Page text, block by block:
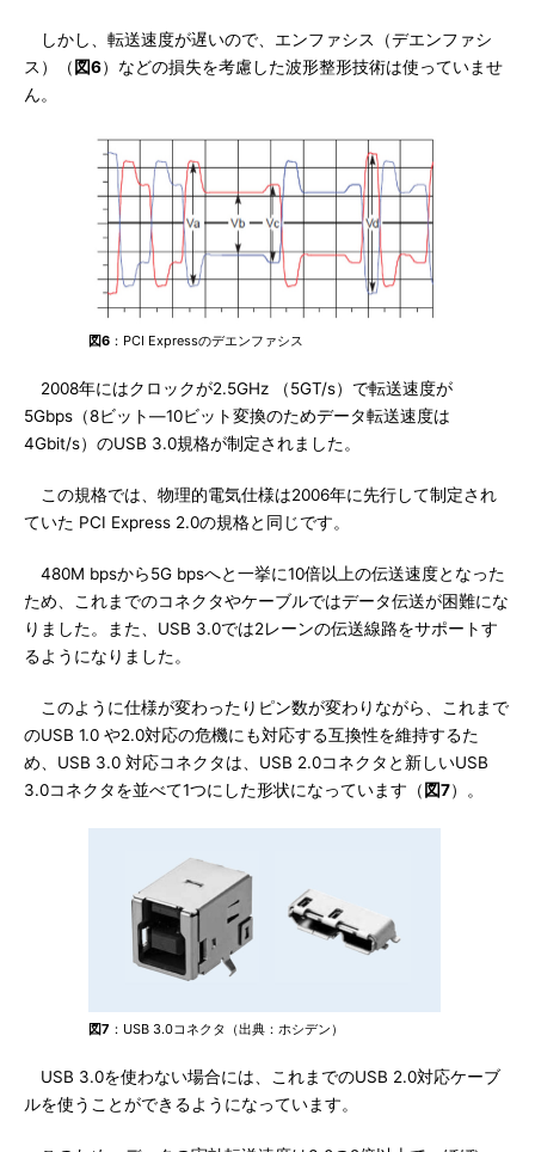
しかし、転送速度が遅いので、エンファシス（デエンファシ
ス）（ 図6）などの損失を考慮した波形整形技術は使っていませ
ん。
図6 ：PCI Expressのデエンファシス
2008年にはクロックが2.5GHz （5GT/s）で転送速度が
5Gbps（8ビット―10ビット変換のためデータ転送速度は
4Gbit/s）のUSB 3.0規格が制定されました。
この規格では、物理的電気仕様は2006年に先行して制定され
ていた PCI Express 2.0の規格と同じです。
480M bpsから5G bpsへと一挙に10倍以上の伝送速度となった
ため、これまでのコネクタやケーブルではデータ伝送が困難にな
りました。また、USB 3.0では2レーンの伝送線路をサポートす
るようになりました。
このように仕様が変わったりピン数が変わりながら、これまで
のUSB 1.0 や2.0対応の危機にも対応する互換性を維持するた
め、USB 3.0 対応コネクタは、USB 2.0コネクタと新しいUSB
3.0コネクタを並べて1つにした形状になっています（ 図7）。
図7 ：USB 3.0コネクタ（出典：ホシデン）
USB 3.0を使わない場合には、これまでのUSB 2.0対応ケーブ
ルを使うことができるようになっています。